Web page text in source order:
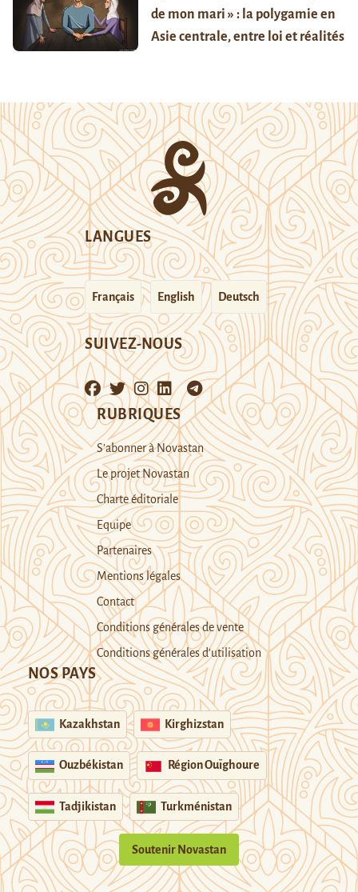
de mon mari » : la polygamie en
Asie centrale, entre loi et réalités
LANGUES
Français English Deutsch
SUIVEZ-NOUS
RUBRIQUES
S’abonner à Novastan
Le projet Novastan
Charte éditoriale
Equipe
Partenaires
Mentions légales
Contact
Conditions générales de vente
Conditions générales d’utilisation
NOS PAYS
Kazakhstan Kirghizstan
Ouzbékistan Région Ouïghoure
Tadjikistan Turkménistan
Soutenir Novastan